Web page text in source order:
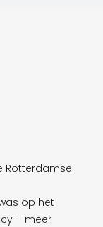
Rotterdamse
op het
– meer